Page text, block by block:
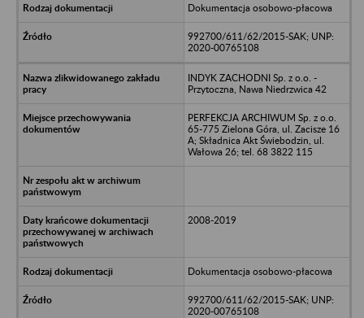
Dokumentacja osobowo-płacowa
992700/611/62/2015-SAK; UNP:
2020-00765108
INDYK ZACHODNI Sp. z o.o. -
Przytoczna, Nawa Niedrzwica 42
PERFEKCJA ARCHIWUM Sp. z o.o.
65-775 Zielona Góra, ul. Zacisze 16
A; Składnica Akt Świebodzin, ul.
Wałowa 26; tel. 68 3822 115
2008-2019
Dokumentacja osobowo-płacowa
992700/611/62/2015-SAK; UNP:
2020-00765108